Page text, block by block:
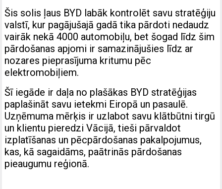
Šis solis ļaus BYD labāk kontrolēt savu stratēģiju
valstī, kur pagājušajā gadā tika pārdoti nedaudz
vairāk nekā 4000 automobiļu, bet šogad līdz šim
pārdošanas apjomi ir samazinājušies līdz ar
nozares pieprasījuma kritumu pēc
elektromobiļiem.
Šī iegāde ir daļa no plašākas BYD stratēģijas
paplašināt savu ietekmi Eiropā un pasaulē.
Uzņēmuma mērķis ir uzlabot savu klātbūtni tirgū
un klientu pieredzi Vācijā, tieši pārvaldot
izplatīšanas un pēcpārdošanas pakalpojumus,
kas, kā sagaidāms, paātrinās pārdošanas
pieaugumu reģionā.